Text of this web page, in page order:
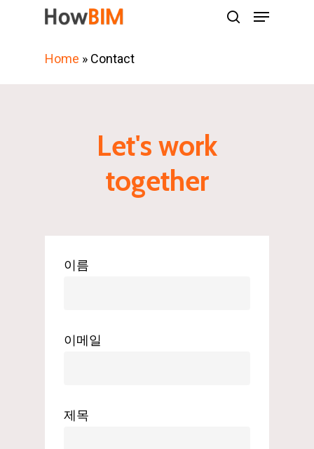
Menu
Home » Contact
Let's work
together
이름
이메일
제목